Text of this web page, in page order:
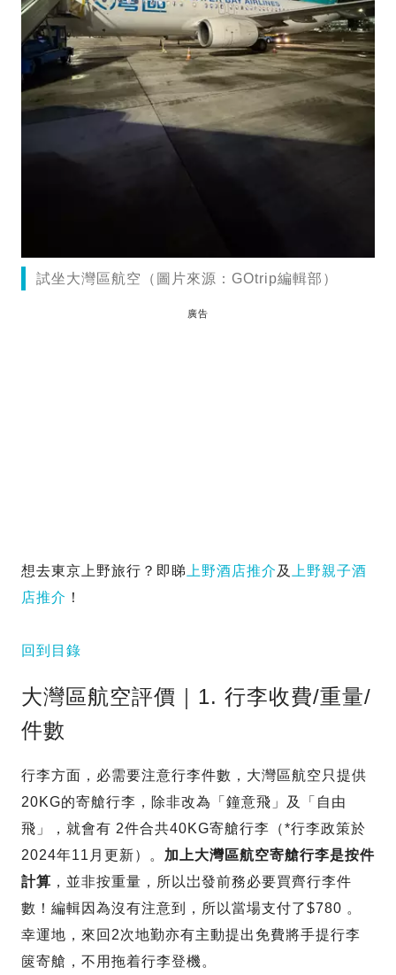
試坐大灣區航空（圖片來源：GOtrip編輯部）
廣告
想去東京上野旅行？即睇上野酒店推介及 上野親子酒
店推介 ！
回到目錄
大灣區航空評價｜1. 行李收費/重量/
件數
行李方面，必需要注意行李件數，大灣區航空只提供
20KG的寄艙行李，除非改為「鐘意飛」及「自由
飛」，就會有 2件合共40KG寄艙行李（*行李政策於
2024年11月更新）。 加上大灣區航空寄艙行李是按件
計算 ，並非按重量，所以岀發前務必要買齊行李件
數！編輯因為沒有注意到，所以當場支付了$780 。
幸運地，來回2次地勤亦有主動提出免費將手提行李
篋寄艙，不用拖着行李登機。